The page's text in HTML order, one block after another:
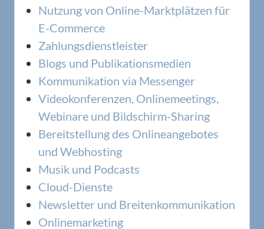
Nutzung von Online-Marktplätzen für
E-Commerce
Zahlungsdienstleister
Blogs und Publikationsmedien
Kommunikation via Messenger
Videokonferenzen, Onlinemeetings,
Webinare und Bildschirm-Sharing
Bereitstellung des Onlineangebotes
und Webhosting
Musik und Podcasts
Cloud-Dienste
Newsletter und Breitenkommunikation
Onlinemarketing